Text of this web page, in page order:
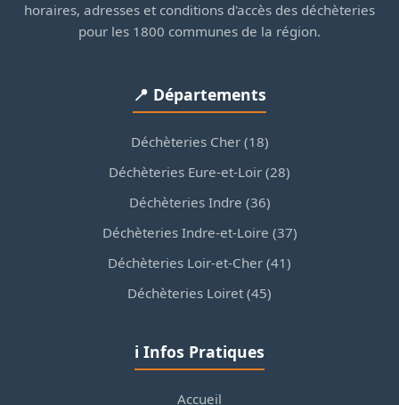
horaires, adresses et conditions d'accès des déchèteries
pour les 1800 communes de la région.
📍 Départements
Déchèteries Cher (18)
Déchèteries Eure-et-Loir (28)
Déchèteries Indre (36)
Déchèteries Indre-et-Loire (37)
Déchèteries Loir-et-Cher (41)
Déchèteries Loiret (45)
ℹ️ Infos Pratiques
Accueil